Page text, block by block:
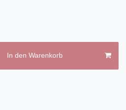
In den Warenkorb